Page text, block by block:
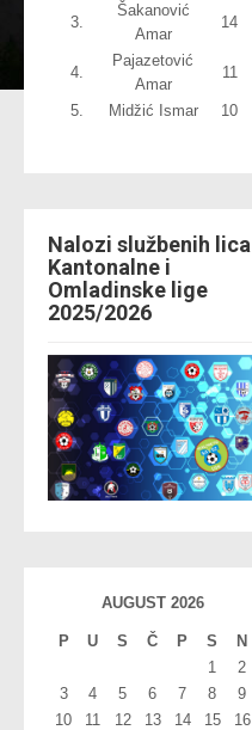
3.
Šakanović
Amar
14
4.
Pajazetović
Amar
11
5. Midžić Ismar 10
Nalozi službenih lica
Kantonalne i
Omladinske lige
2025/2026
AUGUST 2026
P U S Č P S N
1
2
3
4 5 6 7 8
9
10
11 12 13 14 15
16